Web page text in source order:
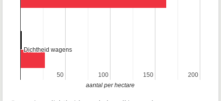
50
50 100
100 150
150 200
200
Dichtheid wagens
Dichtheid wagens
aantal per hectare